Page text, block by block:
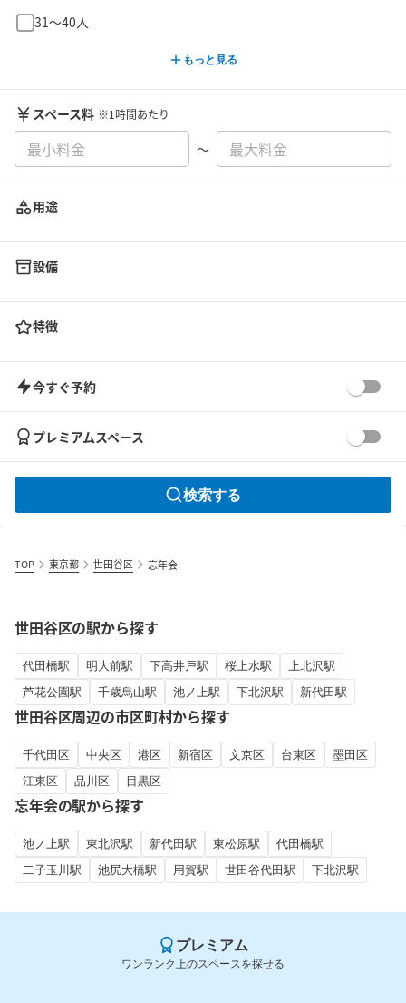
31〜40人
もっと見る
スペース料 ※1時間あたり
〜
用途
設備
特徴
今すぐ予約
プレミアムスペース
検索する
TOP 東京都 世田谷区 忘年会
世田谷区の駅から探す
代田橋駅 明大前駅 下高井戸駅 桜上水駅
上北沢駅
芦花公園駅
千歳烏山駅 池ノ上駅 下北沢駅 新代田駅
世田谷区周辺の市区町村から探す
千代田区 中央区 港区 新宿区 文京区 台東区
墨田区
江東区
品川区 目黒区
忘年会の駅から探す
池ノ上駅 東北沢駅 新代田駅 東松原駅
代田橋駅
二子玉川駅
池尻大橋駅 用賀駅 世田谷代田駅 下北沢駅
プレミアム
ワンランク上のスペースを探せる